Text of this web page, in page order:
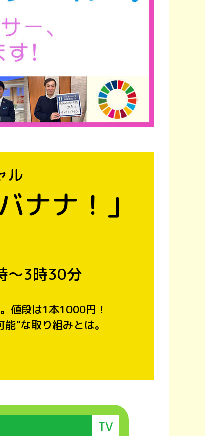
ル
ナナ！」
～3時30分
値段は1本1000円！
"な取り組みとは。
TV